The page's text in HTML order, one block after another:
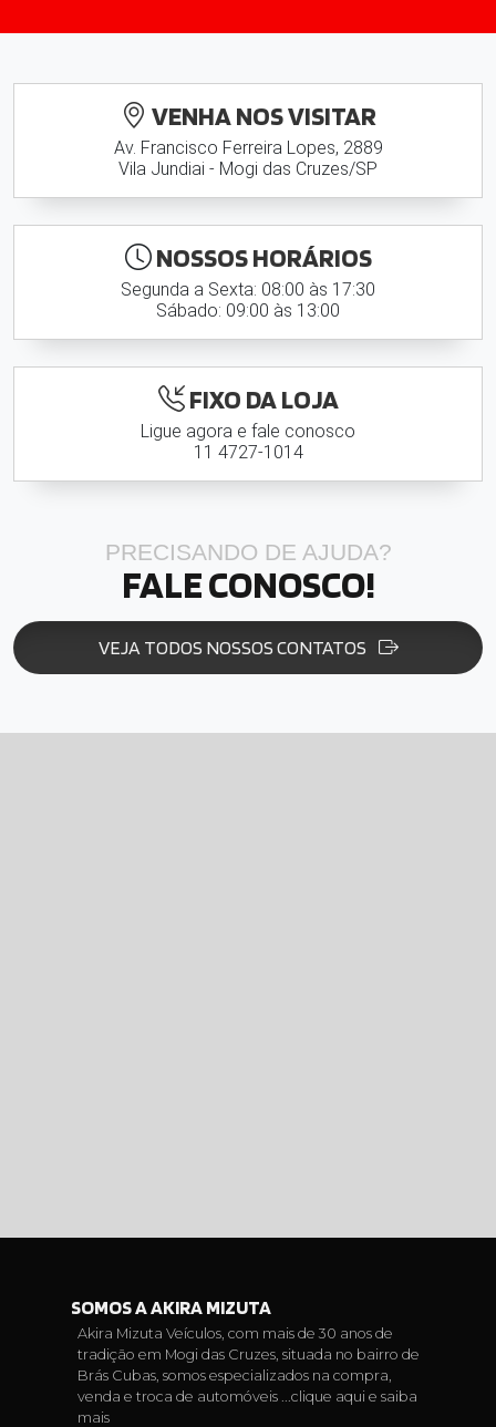
VENHA NOS VISITAR
Av. Francisco Ferreira Lopes, 2889
Vila Jundiai - Mogi das Cruzes/SP
NOSSOS HORÁRIOS
Segunda a Sexta: 08:00 às 17:30
Sábado: 09:00 às 13:00
FIXO DA LOJA
Ligue agora e fale conosco
11 4727-1014
PRECISANDO DE AJUDA?
FALE CONOSCO!
VEJA TODOS NOSSOS CONTATOS
SOMOS A AKIRA MIZUTA
Akira Mizuta Veículos, com mais de 30 anos de
tradição em Mogi das Cruzes, situada no bairro de
Brás Cubas, somos especializados na compra,
venda e troca de automóveis ... clique aqui e saiba
mais